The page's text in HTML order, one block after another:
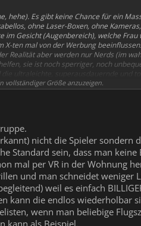
Es gibt keine Chance für ein
ohne Laser-Boxen, ohne
Gesicht (Augenbereich), welche
ten mal von der Werbung
Realität aber werden nur Nerds (im
sie ist noch sperriger, noch
ultraleichte, superausdauernde und
mal ne Idee für) die keinen schweren
Familie macht ein Spiele-Abend mit
20-30 Schüller kriegen jeder eine
weil die Programmierer zwar
der Lehrer fragt: "was hast du
Und dies dann bundesweit, die
Teil davon? Die haben doch schon
vollständiger Größe anzuzeigen.
nicht die Spieler
Standard sein, dass man
mal per VR in der Wohnung
und man schneidet weniger
weil es einfach
kann die endlos wiederholbar
wenn man beliebige
kann als Beispiel.